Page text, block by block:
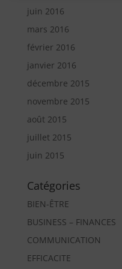
juin 2016
mars 2016
février 2016
janvier 2016
décembre 2015
novembre 2015
août 2015
juillet 2015
juin 2015
Catégories
BIEN-ÊTRE
BUSINESS – FINANCES
COMMUNICATION
EFFICACITE